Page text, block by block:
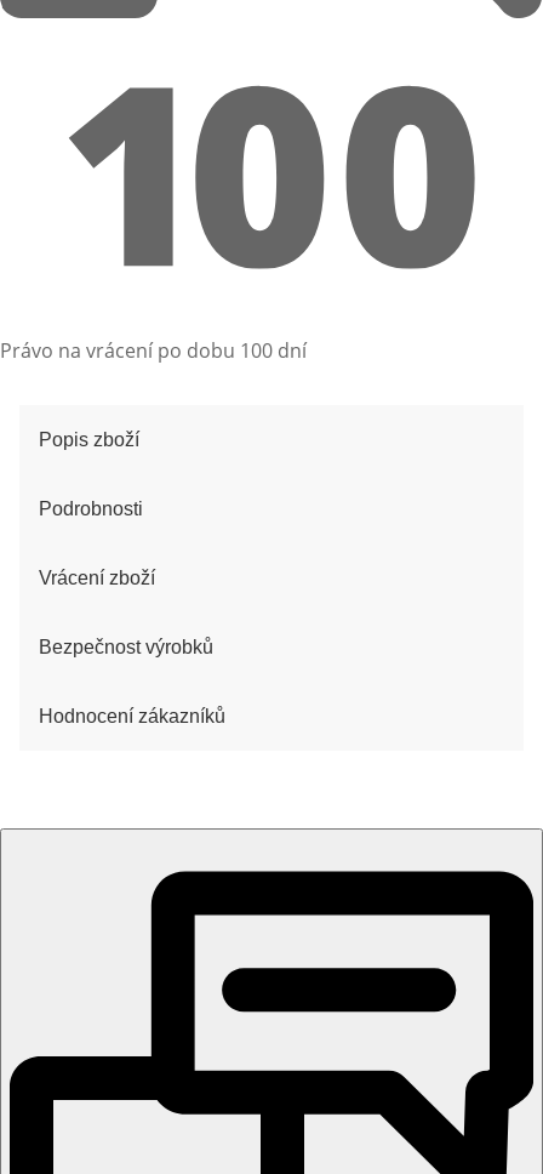
Právo na vrácení po dobu 100 dní
Popis zboží
Podrobnosti
Vrácení zboží
Bezpečnost výrobků
Hodnocení zákazníků